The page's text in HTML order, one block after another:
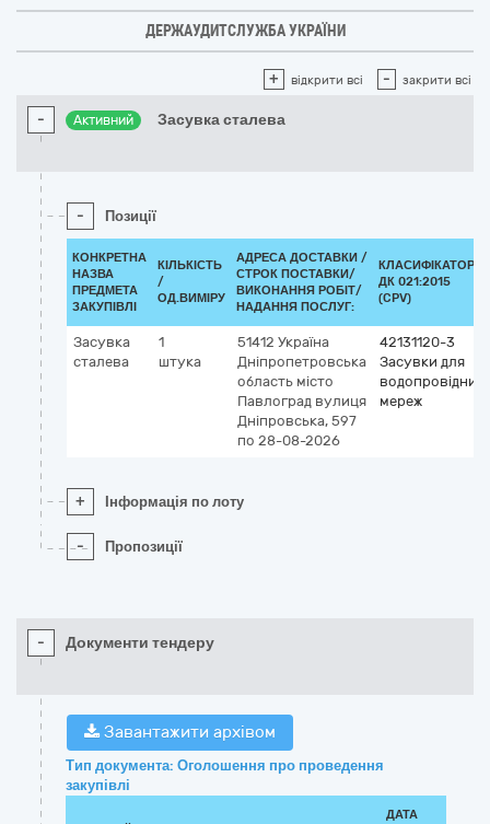
ДЕРЖАУДИТСЛУЖБА УКРАЇНИ
+ відкрити всі - закрити всі
- Активний Засувка сталева
- Позиції
КОНКРЕТНА
НАЗВА
ПРЕДМЕТА
ЗАКУПІВЛІ
КІЛЬКІСТЬ
/
ОД.ВИМІРУ
АДРЕСА ДОСТАВКИ /
СТРОК ПОСТАВКИ/
ВИКОНАННЯ РОБІТ/
НАДАННЯ ПОСЛУГ:
КЛАСИФІКАТОР
ДК 021:2015
(CPV)
Засувка
сталева
1
штука
51412 Україна
Дніпропетровська
область місто
Павлоград вулиця
Дніпровська, 597
по 28-08-2026
42131120-3
Засувки для
водопровідних
мереж
+ Інформація по лоту
- Пропозиції
- Документи тендеру
Завантажити архівом
Тип документа: Оголошення про проведення
закупівлі
ДАТА